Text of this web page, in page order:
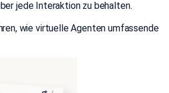
jede Interaktion zu behalten.
wie virtuelle Agenten umfassende